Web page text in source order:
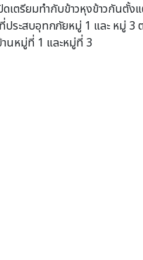
ดเตรียมทำกับข้าวหุงข้าวกันตั้
ประสบอุทกภัยหมู่ 1 และ หมู่
นหมู่ที่ 1 และหมู่ที่ 3